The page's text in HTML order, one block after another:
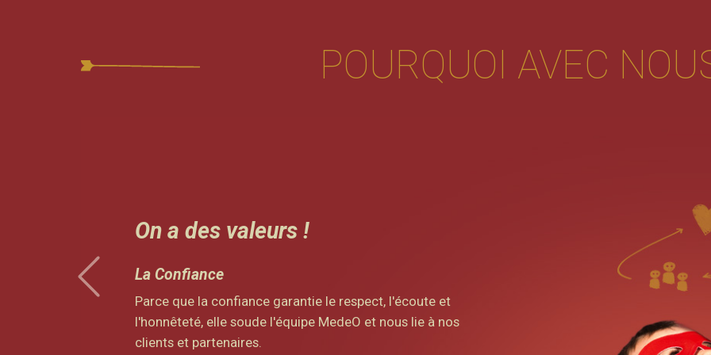
POURQUOI AVEC
On a un Babyfoot !
Et on est à la recherche de nouveaux adversaires à la hauteur
!